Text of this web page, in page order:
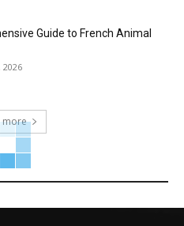
Guide to French Animal
2026
more